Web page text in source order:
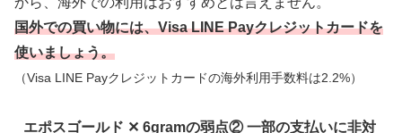
国外での買い物には、Visa LINE Payクレジットカードを
使いましょう。
（Visa LINE Payクレジットカードの海外利用手数料は2.2%）
エポスゴールド ✕ 6gramの弱点② 一部の支払いに非対